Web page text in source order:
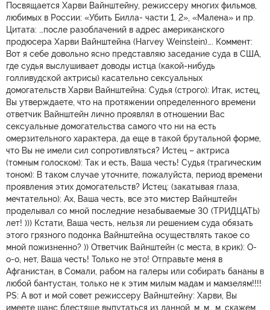
Посвящается Харви Вайнштейну, режиссеру многих фильмов,
любимых в России: «Убить Билла- части 1, 2», «Малена» и пр.
Цитата: …после разоблачений в адрес американского
продюсера Харви Вайнштейна (Harvey Weinstein)…. Коммент:
Вот я себе довольно ясно представляю заседание суда в США,
где судья выслушивает доводы истца (какой-нибудь
голливудской актрисы) касательно сексуальных
домогательств Харви Вайнштейна: Судья (строго): Итак, истец,
Вы утверждаете, что на протяжении определенного времени
ответчик Вайнштейн лично проявлял в отношении Вас
сексуальные домогательства самого что ни на есть
омерзительного характера, да еще в такой брутальной форме,
что Вы не имели сил сопротивляться? Истец – актриса
(томным голоском): Так и есть, Ваша честь! Судья (трагическим
тоном): В таком случае уточните, пожалуйста, период времени
проявления этих домогательств? Истец: (закатывая глаза,
мечтательно): Ах, Ваша честь, все это мистер Вайнштейн
проделывал со мной последние незабываемые 30 (ТРИДЦАТЬ)
лет! ))) Кстати, Ваша честь, нельзя ли решением суда обязать
этого грязного подонка Вайнштейна осуществлять такое со
мной пожизненно? )) Ответчик Вайнштейн (с места, в крик): О-
о-о, нет, Ваша честь! Только не это! Отправьте меня в
Афганистан, в Сомали, рабом на галеры или собирать бананы в
любой бантустан, только не к этим милым мадам и мамзелям!!!!
РS: А вот и мой совет режиссеру Вайнштейну: Харви, Вы
имеете шанс блестяще выпутаться из данной, м…м….м, скажем,